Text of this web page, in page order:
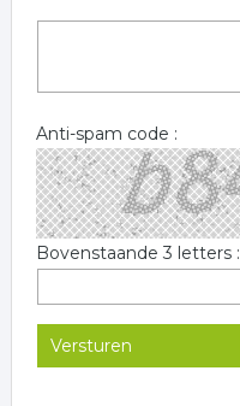
Anti-spam code :
Bovenstaande 3 letters :